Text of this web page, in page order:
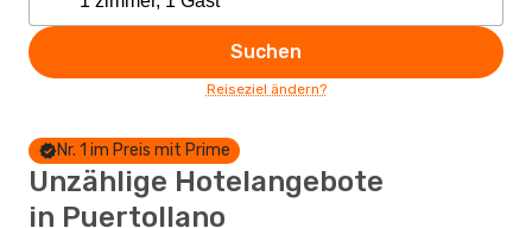
Suchen
Reiseziel ändern?
Nr. 1 im Preis mit Prime
Unzählige Hotelangebote
in Puertollano